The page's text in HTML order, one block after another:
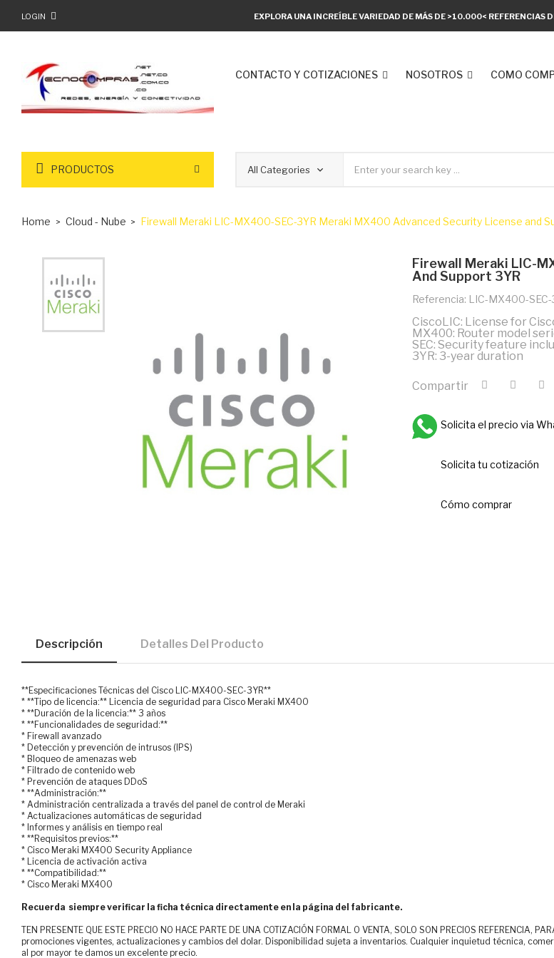
EXPLORA UNA INCREÍBLE VARIEDAD DE MÁS DE >10.000< REFERENCIAS
LOGIN
CONTACTO Y COTIZACIONES NOSOTROS COMO
PRODUCTOS
Home Cloud - Nube Firewall Meraki LIC-MX400-SEC-3YR Meraki MX400 Advanced Security License and
Firewall Meraki LIC-
And Support 3YR
Referencia: LIC-MX400-SEC-
CiscoLIC: License for
MX400: Router model
SEC: Security feature
3YR: 3-year duration
Compartir
Solicita el precio via
Solicita tu cotización
Cómo comprar
Descripción Detalles Del Producto
**Especificaciones Técnicas del Cisco LIC-MX400-SEC-3YR**
* **Tipo de licencia:** Licencia de seguridad para Cisco Meraki MX400
* **Duración de la licencia:** 3 años
* **Funcionalidades de seguridad:**
* Firewall avanzado
* Detección y prevención de intrusos (IPS)
* Bloqueo de amenazas web
* Filtrado de contenido web
* Prevención de ataques DDoS
* **Administración:**
* Administración centralizada a través del panel de control de Meraki
* Actualizaciones automáticas de seguridad
* Informes y análisis en tiempo real
* **Requisitos previos:**
* Cisco Meraki MX400 Security Appliance
* Licencia de activación activa
* **Compatibilidad:**
* Cisco Meraki MX400
Recuerda siempre verificar la ficha técnica directamente en la página del fabricante.
TEN PRESENTE QUE ESTE PRECIO NO HACE PARTE DE UNA COTIZACIÓN FORMAL O VENTA, SOLO SON PRECIOS
promociones vigentes, actualizaciones y cambios del dolar. Disponibilidad sujeta a inventarios. Cualquier inquietud técnica,
al por mayor te damos un excelente precio.